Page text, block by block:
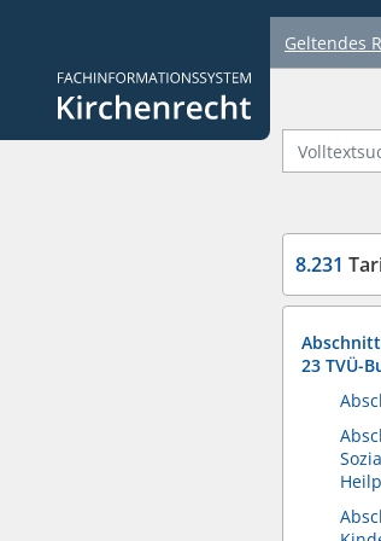
Logo Fachinformationssystem
Geltendes
8.231
23 TVÜ-